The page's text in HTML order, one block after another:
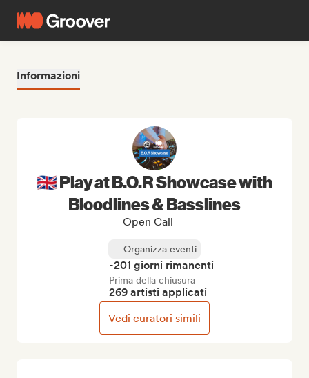
Informazioni
🇬🇧 Play at B.O.R Showcase with
Bloodlines & Basslines
Open Call
Organizza eventi
-201 giorni rimanenti
Prima della chiusura
269 artisti applicati
Vedi curatori simili